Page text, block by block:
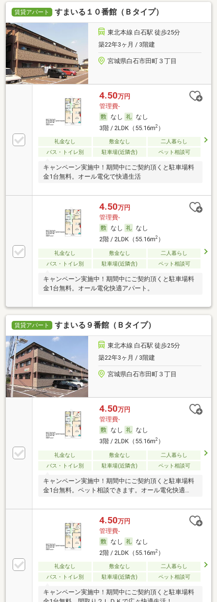
賃貸アパート すまいる１０番館（Ｂタイプ）
東北本線 白石駅 徒歩25分
築22年3ヶ月 / 3階建
宮城県白石市田町３丁目
4.50万円
管理費-
なし
なし
3階 / 2LDK（55.16m2）
礼金なし 敷金なし
二人暮らし
バス・トイレ別
駐車場(近隣含) ペット相談可
キャンペーン実施中！期間中にご契約頂くと駐車場料
金1台無料。オール電化で快適生活
4.50万円
管理費-
なし
なし
2階 / 2LDK（55.16m2）
礼金なし 敷金なし
二人暮らし
バス・トイレ別
駐車場(近隣含) ペット相談可
キャンペーン実施中！期間中にご契約頂くと駐車場料
金1台無料。オール電化快適アパート。
賃貸アパート すまいる９番館（Ｂタイプ）
東北本線 白石駅 徒歩25分
築22年3ヶ月 / 3階建
宮城県白石市田町３丁目
4.50万円
管理費-
なし
なし
3階 / 2LDK（55.16m2）
礼金なし 敷金なし
二人暮らし
バス・トイレ別
駐車場(近隣含) ペット相談可
キャンペーン実施中！期間中にご契約頂くと駐車場料
金1台無料。ペット相談できます。オール電化快適
4.50万円
管理費-
なし
なし
2階 / 2LDK（55.16m2）
礼金なし 敷金なし
二人暮らし
バス・トイレ別
駐車場(近隣含) ペット相談可
キャンペーン実施中！期間中にご契約頂くと駐車場料